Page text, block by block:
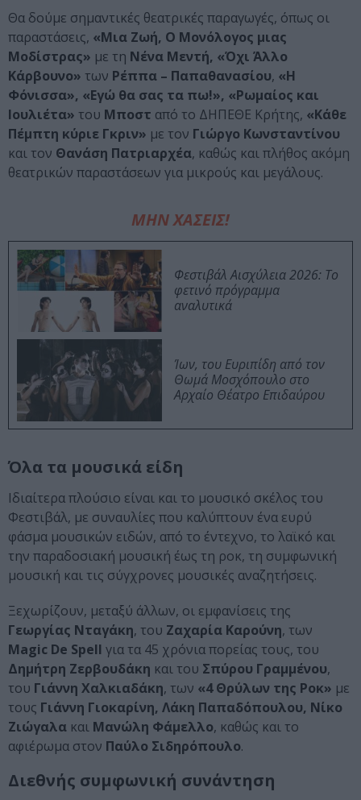
Θα δούμε σημαντικές θεατρικές παραγωγές, όπως οι
παραστάσεις, «Μια Ζωή, Ο Μονόλογος μιας
Μοδίστρας» με τη Νένα Μεντή, «Όχι Άλλο
Κάρβουνο» των Ρέππα – Παπαθανασίου, «Η
Φόνισσα», «Εγώ θα σας τα πω!», «Ρωμαίος και
Ιουλιέτα» του Μποστ από το ΔΗΠΕΘΕ Κρήτης, «Κάθε
Πέμπτη κύριε Γκριν» με τον Γιώργο Κωνσταντίνου
και τον Θανάση Πατριαρχέα, καθώς και πλήθος ακόμη
θεατρικών παραστάσεων για μικρούς και μεγάλους.
ΜΗΝ ΧΑΣΕΙΣ!
Φεστιβάλ Αισχύλεια 2026: Το
φετινό πρόγραμμα
αναλυτικά
Ίων, του Ευριπίδη από τον
Θωμά Μοσχόπουλο στο
Αρχαίο Θέατρο Επιδαύρου
Όλα τα μουσικά είδη
Ιδιαίτερα πλούσιο είναι και το μουσικό σκέλος του
Φεστιβάλ, με συναυλίες που καλύπτουν ένα ευρύ
φάσμα μουσικών ειδών, από το έντεχνο, το λαϊκό και
την παραδοσιακή μουσική έως τη ροκ, τη συμφωνική
μουσική και τις σύγχρονες μουσικές αναζητήσεις.
Ξεχωρίζουν, μεταξύ άλλων, οι εμφανίσεις της
Γεωργίας Νταγάκη, του Ζαχαρία Καρούνη, των
Magic De Spell για τα 45 χρόνια πορείας τους, του
Δημήτρη Ζερβουδάκη και του Σπύρου Γραμμένου,
του Γιάννη Χαλκιαδάκη, των «4 Θρύλων της Ροκ» με
τους Γιάννη Γιοκαρίνη, Λάκη Παπαδόπουλου, Νίκο
Ζιώγαλα και Μανώλη Φάμελλο, καθώς και το
αφιέρωμα στον Παύλο Σιδηρόπουλο.
Διεθνής συμφωνική συνάντηση